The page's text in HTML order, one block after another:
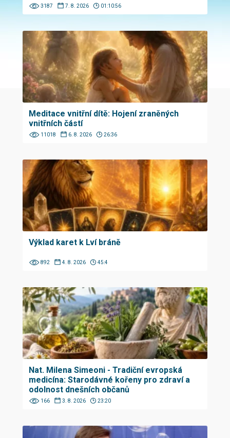
3187 7. 8. 2026 01:10:56
Meditace vnitřní dítě: Hojení zraněných
vnitřních částí
11018 6. 8. 2026 26:36
Výklad karet k Lví bráně
892 4. 8. 2026 45:4
Nat. Milena Simeoni - Tradiční evropská
medicína: Starodávné kořeny pro zdraví a
odolnost dnešních občanů
166 3. 8. 2026 23:20